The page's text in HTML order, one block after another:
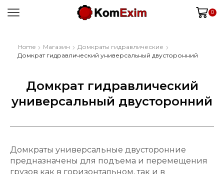
0
Home Магазин
Домкраты гидравлические
Домкрат гидравлический универсальный двусторонний
Домкрат гидравлический
универсальный двусторонний
Домкраты универсальные двусторонние
предназначены для подъема и перемещения
грузов как в горизонтальном, так и в